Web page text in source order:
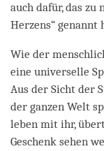
auch dafür, das zu
Herzens“ genannt
Wie der
eine universelle
Aus der Sicht der
der ganzen Welt
leben mit ihr,
Geschenk sehen